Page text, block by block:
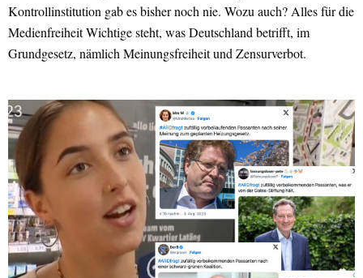
Kontrollinstitution gab es bisher noch nie. Wozu auch? Alles für die
Medienfreiheit Wichtige steht, was Deutschland betrifft, im
Grundgesetz, nämlich Meinungsfreiheit und Zensurverbot.